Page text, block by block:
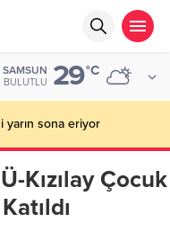
SAMSUN
BULUTLU 29°C
yarın sona eriyor
Kızılay Çocuk